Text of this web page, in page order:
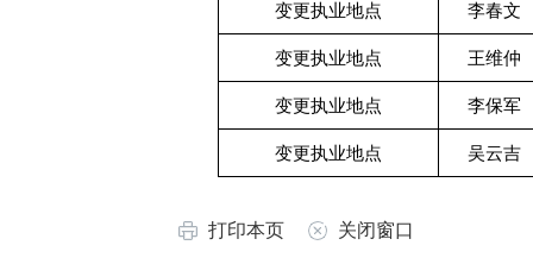
变更执业地点 李春文
变更执业地点 王维仲
变更执业地点 李保军
变更执业地点 吴云吉
打印本页 关闭窗口